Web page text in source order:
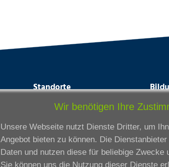
Standorte
Darmstadt
Fulda
Gießen
Kassel
Wir benötigen Ihre
Unsere Webseite nutzt Dienste Dritter, um
Angebot bieten zu können. Die
Daten und nutzen diese für beliebige Zwecke
Sie können uns die Nutzung dieser Dienste